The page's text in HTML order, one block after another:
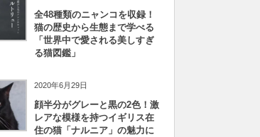
全48種類のニャンコを収録！
猫の歴史から生態まで学べる
「世界中で愛される美しすぎ
る猫図鑑」
2020年6月29日
顔半分がグレーと黒の2色！激
レアな模様を持つイギリス在
住の猫「ナルニア」の魅力に